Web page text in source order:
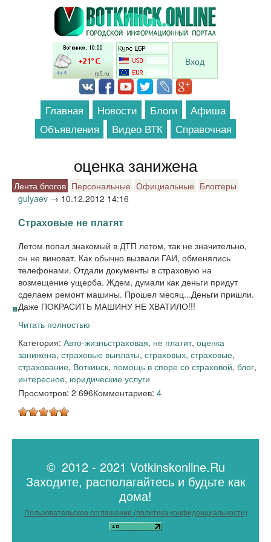
Перейти к основному содержанию
Вход
Главная Новости Блоги
Афиша
Объявления
Видео ВТК Справочная
оценка занижена
Лента блогов Персональные Официальные Блоггеры
gulyaev → 10.12.2012 14:16
Страховые не платят
Летом попал знакомый в ДТП летом, так не значительно,
он не виноват. Как обычно вызвали ГАИ, обменялись
телефонами. Отдали документы в страховую на
возмещение ущерба. Ждем, думали как деньги придут
сделаем ремонт машины. Прошел месяц...Деньги пришли.
Даже ПОКРАСИТЬ МАШИНУ НЕ ХВАТИЛО!!!
Читать полностью
Категория: Авто-жизньстраховая, не платит, оценка
занижена, страховые выплаты, страховых, страховые,
страхование, Воткинск, помощь в споре со страховой, блог,
интересное, юридические услуги
Просмотров: 2 696Комментариев: 4
© 2012 - 2021 Votkinskonline.Ru
Заходите, располагайтесь и будьте как
дома!
Пользовательское соглашение (политика конфиденциальности)